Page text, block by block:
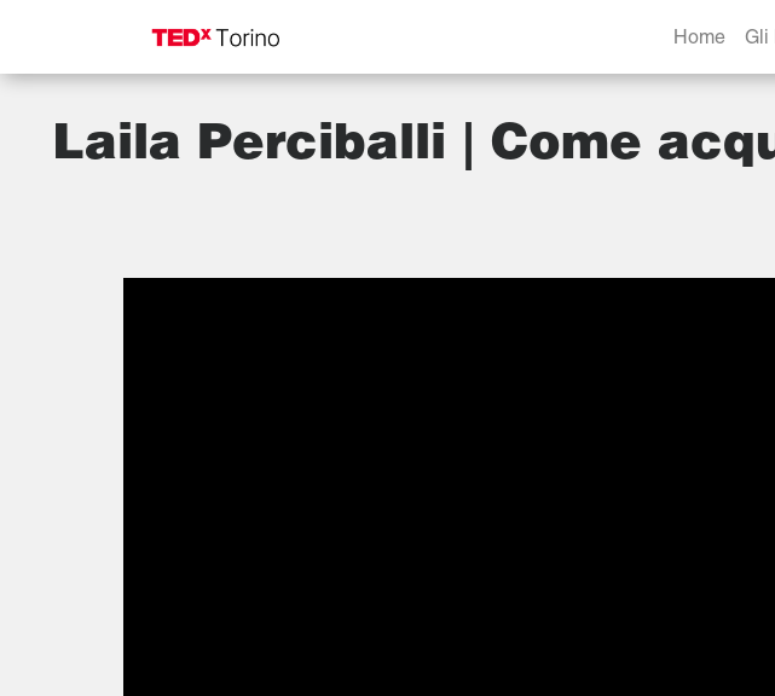
Home Gli
Laila Perciballi | Come